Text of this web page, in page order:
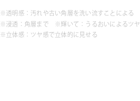
※透明感：汚れや古い角層を洗い流すことによる
※浸透：角層まで ※輝いて：うるおいによるツヤ
※立体感：ツヤ感で立体的に見せる